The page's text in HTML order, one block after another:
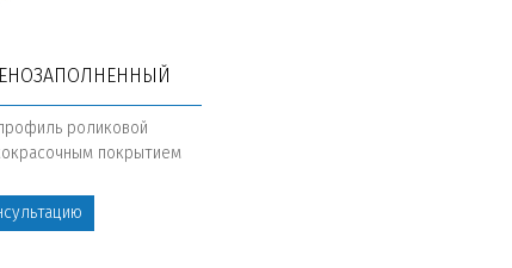
роликовой
покрытием